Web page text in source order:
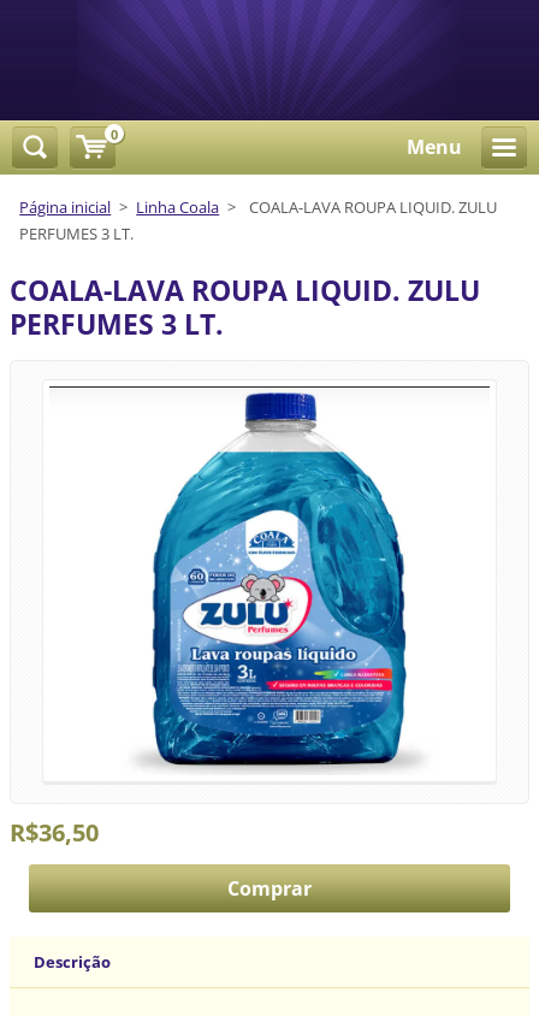
Menu
Página inicial > Linha Coala >
COALA-LAVA ROUPA LIQUID. ZULU
PERFUMES 3 LT.
COALA-LAVA ROUPA LIQUID. ZULU
PERFUMES 3 LT.
R$36,50
Descrição
0